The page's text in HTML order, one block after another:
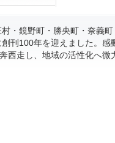
・鏡野町・勝央町・奈義
刊100年を迎えました。
西走し、地域の活性化へ微